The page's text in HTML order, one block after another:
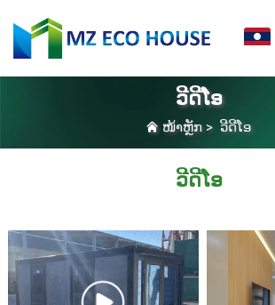
ວີດີໂອ
ໜ້າຫຼັກ > ວີດີໂອ
ວີດີໂອ